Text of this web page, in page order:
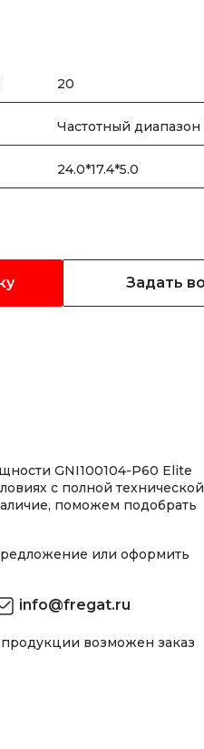
20
Частотный диапазон
24.0*17.4*5.0
Задать
GNI100104-P60 Elite
с полной технической
поможем подобрать
или оформить
info@fregat.ru
возможен заказ